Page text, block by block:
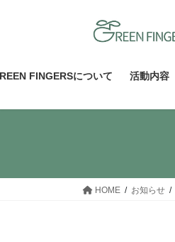
ツ
ス
シ
ン
FINGERSについて 活動内容
HOME お知らせ